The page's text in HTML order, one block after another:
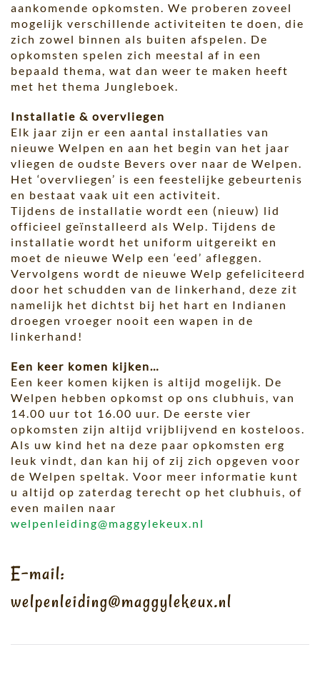
aankomende opkomsten. We proberen zoveel
mogelijk verschillende activiteiten te doen, die
zich zowel binnen als buiten afspelen. De
opkomsten spelen zich meestal af in een
bepaald thema, wat dan weer te maken heeft
met het thema Jungleboek.
Installatie & overvliegen
Elk jaar zijn er een aantal installaties van
nieuwe Welpen en aan het begin van het jaar
vliegen de oudste Bevers over naar de Welpen.
Het ‘overvliegen’ is een feestelijke gebeurtenis
en bestaat vaak uit een activiteit.
Tijdens de installatie wordt een (nieuw) lid
officieel geïnstalleerd als Welp. Tijdens de
installatie wordt het uniform uitgereikt en
moet de nieuwe Welp een ‘eed’ afleggen.
Vervolgens wordt de nieuwe Welp gefeliciteerd
door het schudden van de linkerhand, deze zit
namelijk het dichtst bij het hart en Indianen
droegen vroeger nooit een wapen in de
linkerhand!
Een keer komen kijken…
Een keer komen kijken is altijd mogelijk. De
Welpen hebben opkomst op ons clubhuis, van
14.00 uur tot 16.00 uur. De eerste vier
opkomsten zijn altijd vrijblijvend en kosteloos.
Als uw kind het na deze paar opkomsten erg
leuk vindt, dan kan hij of zij zich opgeven voor
de Welpen speltak. Voor meer informatie kunt
u altijd op zaterdag terecht op het clubhuis, of
even mailen naar
welpenleiding@maggylekeux.nl
E-mail:
welpenleiding@maggylekeux.nl